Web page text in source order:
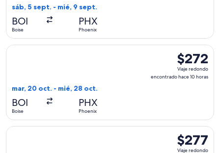
sáb, 5 sept. - mié, 9 sept.
BOI
Boise
PHX
Phoenix
$272
Viaje
redondo,
$272
Viaje redondo
encontrado hace 10 horas
mar, 20 oct. - mié, 28 oct.
BOI
Boise
PHX
Phoenix
Seleccionar vuelo de United, con salida el mar, 20 oct.
$277
Viaje
$277
Viaje redondo
Seleccionar vuelo de Delta, con salida el sáb, 5 sept.